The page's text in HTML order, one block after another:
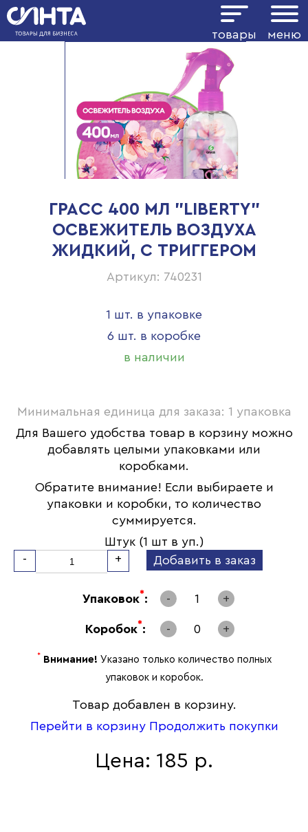
товары меню
ГРАСС 400 МЛ "LIBERTY"
ОСВЕЖИТЕЛЬ ВОЗДУХА
ЖИДКИЙ, С ТРИГГЕРОМ
Артикул: 740231
1 шт. в упаковке
6 шт. в коробке
в наличии
Минимальная единица для заказа: 1 упаковка
Для Вашего удобства товар в корзину можно
добавлять целыми упаковками или
коробками.
Обратите внимание! Если выбираете и
упаковки и коробки, то количество
суммируется.
Штук (1 шт в уп.)
-
+ Добавить в заказ
Упаковок*: - 1 +
Коробок*: - 0 +
* Внимание! Указано только количество полных
упаковок и коробок.
Товар добавлен в корзину.
Перейти в корзину Продолжить покупки
Цена: 185 р.